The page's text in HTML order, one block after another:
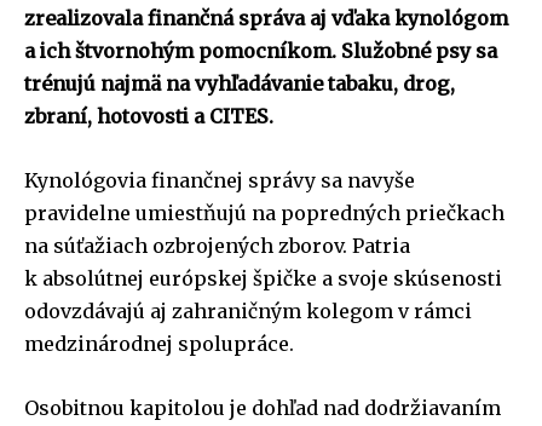
zrealizovala finančná správa aj vďaka kynológom
a ich štvornohým pomocníkom. Služobné psy sa
trénujú najmä na vyhľadávanie tabaku, drog,
zbraní, hotovosti a CITES.
Kynológovia finančnej správy sa navyše
pravidelne umiestňujú na popredných priečkach
na súťažiach ozbrojených zborov. Patria
k absolútnej európskej špičke a svoje skúsenosti
odovzdávajú aj zahraničným kolegom v rámci
medzinárodnej spolupráce.
Osobitnou kapitolou je dohľad nad dodržiavaním